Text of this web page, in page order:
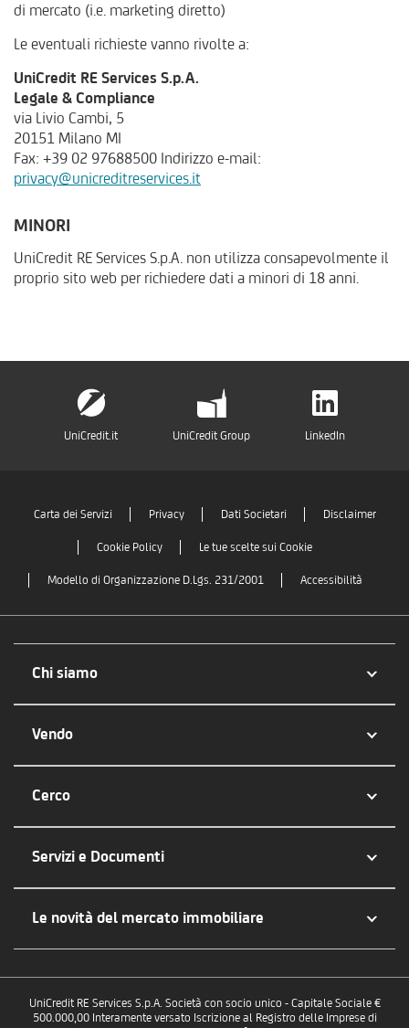
di mercato (i.e. marketing diretto)
Le eventuali richieste vanno rivolte a:
UniCredit RE Services S.p.A.
Legale & Compliance
via Livio Cambi, 5
20151 Milano MI
Fax: +39 02 97688500 Indirizzo e-mail:
privacy@unicreditreservices.it
MINORI
UniCredit RE Services S.p.A. non utilizza consapevolmente il
proprio sito web per richiedere dati a minori di 18 anni.
UniCredit.it UniCredit Group LinkedIn
Carta dei Servizi Privacy Dati Societari Disclaimer
Cookie Policy Le tue scelte sui Cookie
Modello di Organizzazione D.Lgs. 231/2001 Accessibilità
Chi siamo
Vendo
Cerco
Servizi e Documenti
Le novità del mercato immobiliare
UniCredit RE Services S.p.A. Società con socio unico - Capitale Sociale €
500.000,00 Interamente versato Iscrizione al Registro delle Imprese di